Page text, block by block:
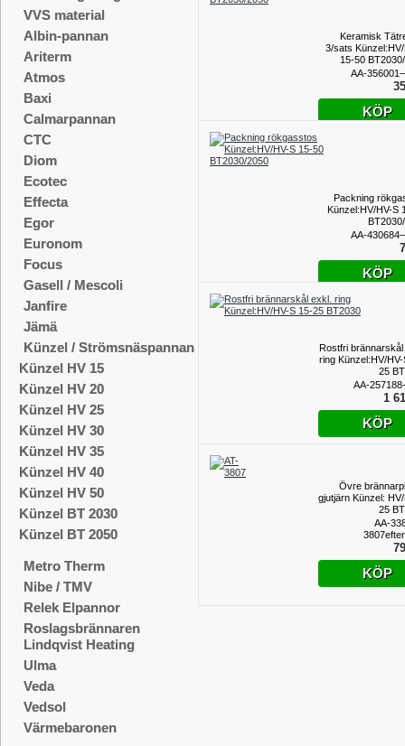
VVS material
Albin-pannan
Ariterm
Atmos
Baxi
Calmarpannan
CTC
Diom
Ecotec
Effecta
Egor
Euronom
Focus
Gasell / Mescoli
Janfire
Jämä
Künzel / Strömsnäspannan
Künzel HV 15
Künzel HV 20
Künzel HV 25
Künzel HV 30
Künzel HV 35
Künzel HV 40
Künzel HV 50
Künzel BT 2030
Künzel BT 2050
Metro Therm
Nibe / TMV
Relek Elpannor
Roslagsbrännaren
Lindqvist Heating
Ulma
Veda
Vedsol
Värmebaronen
Keramisk
3/sats
15-50
AA-
KÖP
Packning
Künzel:HV/HV-S
AA-
KÖP
Rostfri
ring Künzel:HV/
25
AA-
1
KÖP
Övre
gjutjärn Künzel:
25
AA-
KÖP